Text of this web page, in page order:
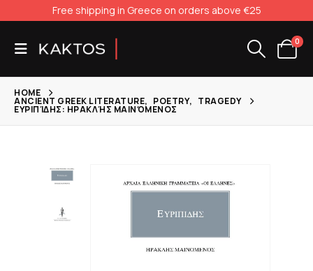
Free shipping in Greece on orders above €25
0
HOME
ANCIENT GREEK LITERATURE, POETRY, TRAGEDY
ΕΥΡΙΠΊΔΗΣ: ΗΡΑΚΛΉΣ ΜΑΙΝΌΜΕΝΟΣ